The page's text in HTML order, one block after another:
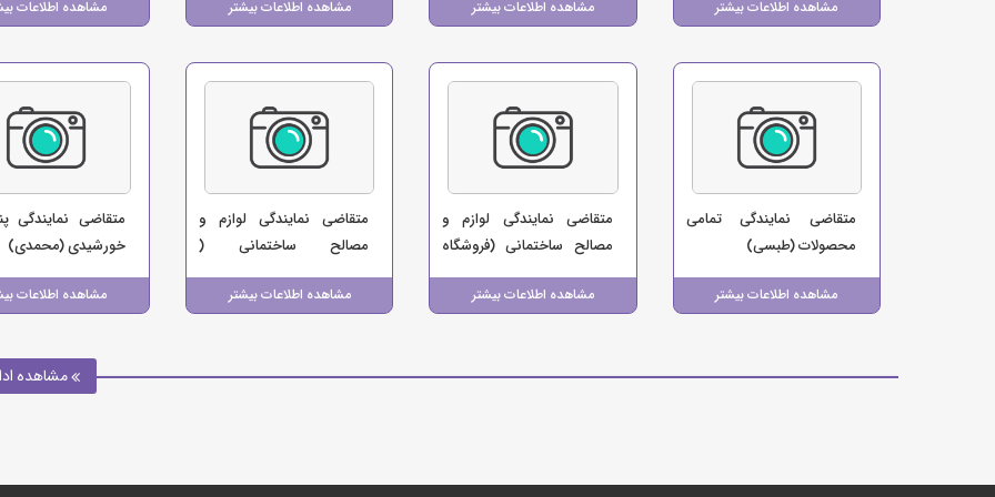
مشاهده اطلاعات بیشتر مشاهده اطلاعات بیشتر مشاهده اطلاعات بیشتر مشاهده اطلاعات
مشاهده اطلاعات بیشتر
متقاضی نمایندگی تمامی
محصولات (طبسی)
مشاهده اطلاعات بیشتر
متقاضی نمایندگی لوازم و
مصالح ساختمانی (فروشگاه
سرامیک کمالی)
مشاهده اطلاعات بیشتر
متقاضی نمایندگی لوازم و
مصالح ساختمانی (
آقامحمدی)
مشاهده اطلاعات
متقاضی نمایندگی
خورشیدی (محمدی)
مشاهده